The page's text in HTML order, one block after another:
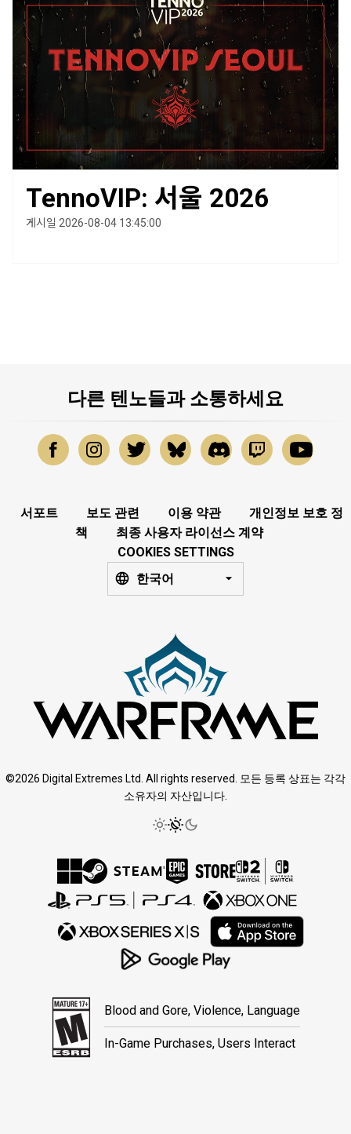
TennoVIP: 서울 2026
게시일 2026-08-04 13:45:00
다른 텐노들과 소통하세요
서포트 보도 관련 이용 약관
개인정보 보호 정
책
최종 사용자 라이선스 계약
COOKIES SETTINGS
한국어
©2026 Digital Extremes Ltd. All rights reserved. 모든 등록 상표는 각각
소유자의 자산입니다.
Blood and Gore, Violence, Language
In-Game Purchases, Users Interact